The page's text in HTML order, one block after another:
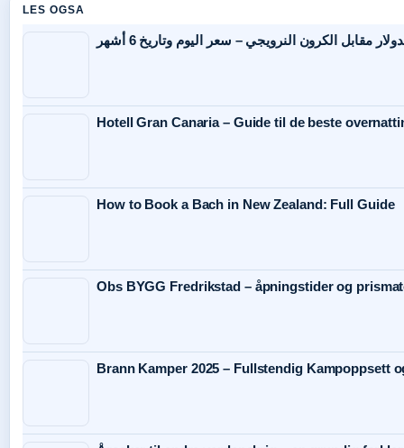
LES OGSA
مقابل الكرون النرويجي – سعر اليوم وتاريخ 6 أشهر
Hotell Gran Canaria – Guide til de beste
How to Book a Bach in New Zealand: Full Guide
Obs BYGG Fredrikstad – åpningstider og
Brann Kamper 2025 – Fullstendig Kampoppsett